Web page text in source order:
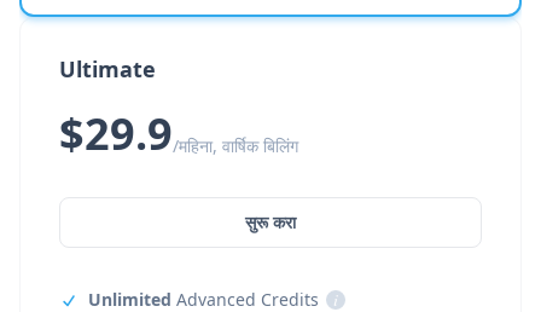
Ultimate
$29.9/महिना, वार्षिक बिलिंग
सुरू करा
Unlimited Advanced Credits
i